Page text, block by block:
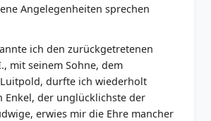
Angelegenheiten sprechen
ich den zurückgetretenen
mit seinem Sohne, dem
durfte ich wiederholt
Enkel, der unglücklichste der
erwies mir die Ehre mancher